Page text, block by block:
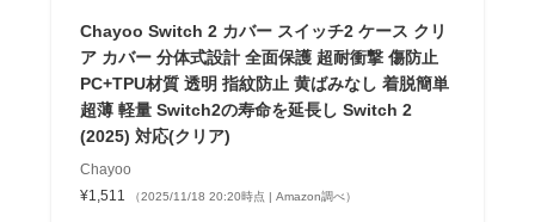
Chayoo Switch 2 カバー スイッチ2 ケース クリ
ア カバー 分体式設計 全面保護 超耐衝撃 傷防止
PC+TPU材質 透明 指紋防止 黄ばみなし 着脱簡単
超薄 軽量 Switch2の寿命を延長し Switch 2
(2025) 対応(クリア)
Chayoo
¥1,511
（2025/11/18 20:20時点 | Amazon調べ）